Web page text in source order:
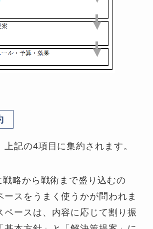
記の4項目に集約されます。
略から戦術まで盛り込むの
ースをうまく使うかが問われま
ペースは、内容に応じて割り振